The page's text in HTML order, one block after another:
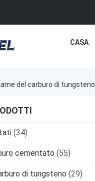
CASA
del carburo di tungsteno
(34)
cementato (55)
di tungsteno (29)